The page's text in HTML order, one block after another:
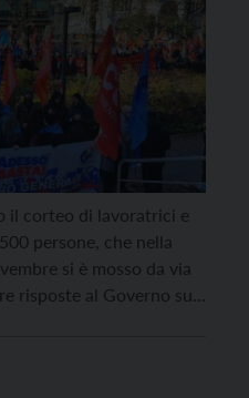
il corteo di lavoratrici e
persone, che nella
si è mosso da via
risposte al Governo su